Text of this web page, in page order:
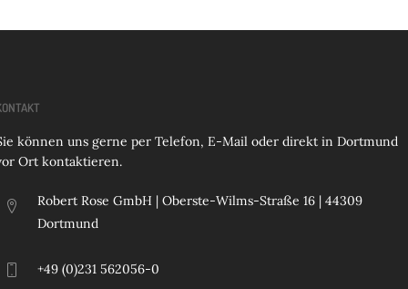
können uns gerne per Telefon, E-Mail oder direkt in Dortmund
Ort kontaktieren.
Robert Rose GmbH | Oberste-Wilms-Straße 16 | 44309
Dortmund
+49 (0)231 562056-0